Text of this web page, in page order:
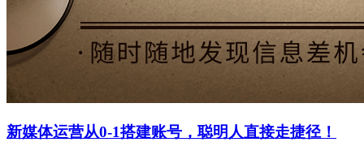
新媒体运营从0-1搭建账号，聪明人直接走捷径！